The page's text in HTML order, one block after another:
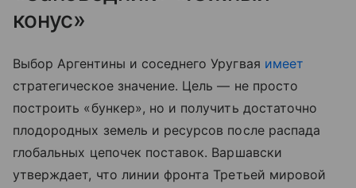
конус»
Выбор Аргентины и соседнего Уругвая имеет
стратегическое значение. Цель — не просто
построить «бункер», но и получить достаточно
плодородных земель и ресурсов после распада
глобальных цепочек поставок. Варшавски
утверждает, что линии фронта Третьей мировой